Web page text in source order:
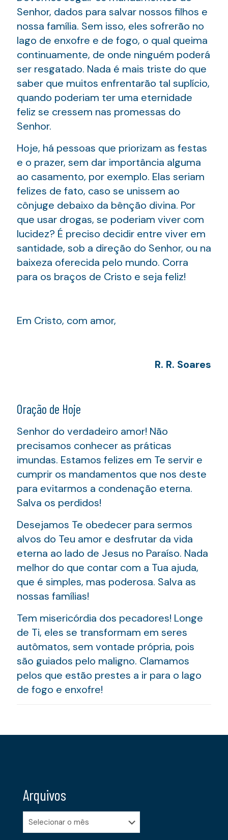
Senhor, dados para salvar nossos filhos e
nossa família. Sem isso, eles sofrerão no
lago de enxofre e de fogo, o qual queima
continuamente, de onde ninguém poderá
ser resgatado. Nada é mais triste do que
saber que muitos enfrentarão tal suplício,
quando poderiam ter uma eternidade
feliz se cressem nas promessas do
Senhor.
Hoje, há pessoas que priorizam as festas
e o prazer, sem dar importância alguma
ao casamento, por exemplo. Elas seriam
felizes de fato, caso se unissem ao
cônjuge debaixo da bênção divina. Por
que usar drogas, se poderiam viver com
lucidez? É preciso decidir entre viver em
santidade, sob a direção do Senhor, ou na
baixeza oferecida pelo mundo. Corra
para os braços de Cristo e seja feliz!
Em Cristo, com amor,
R. R. Soares
Oração de Hoje
Senhor do verdadeiro amor! Não
precisamos conhecer as práticas
imundas. Estamos felizes em Te servir e
cumprir os mandamentos que nos deste
para evitarmos a condenação eterna.
Salva os perdidos!
Desejamos Te obedecer para sermos
alvos do Teu amor e desfrutar da vida
eterna ao lado de Jesus no Paraíso. Nada
melhor do que contar com a Tua ajuda,
que é simples, mas poderosa. Salva as
nossas famílias!
Tem misericórdia dos pecadores! Longe
de Ti, eles se transformam em seres
autômatos, sem vontade própria, pois
são guiados pelo maligno. Clamamos
pelos que estão prestes a ir para o lago
de fogo e enxofre!
Arquivos
Arquivos